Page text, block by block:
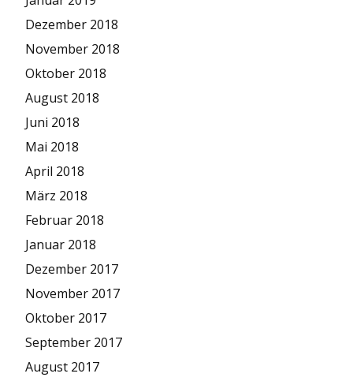
Dezember 2018
November 2018
Oktober 2018
August 2018
Juni 2018
Mai 2018
April 2018
März 2018
Februar 2018
Januar 2018
Dezember 2017
November 2017
Oktober 2017
September 2017
August 2017